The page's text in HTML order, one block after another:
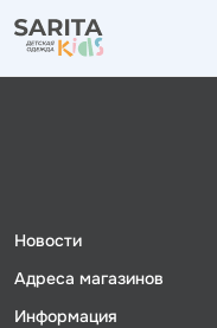
Новости
Адреса магазинов
Информация